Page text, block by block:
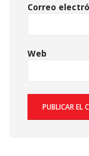
Correo
Web